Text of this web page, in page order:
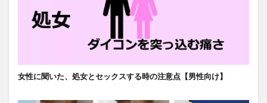
女性に聞いた、処女とセックスする時の注意点【男性向け】